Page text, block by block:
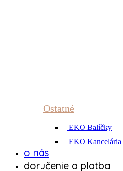
Ostatné
EKO Balíčky
EKO Kancelária
o nás
doručenie a platba